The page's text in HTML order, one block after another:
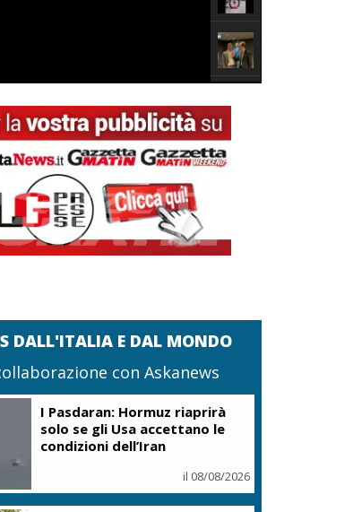
DALL'ITALIA E DAL MONDO
con Askanews
I Pasdaran: Hormuz riaprirà
solo se gli Usa accettano le
condizioni dell’Iran
il 08/08/2026